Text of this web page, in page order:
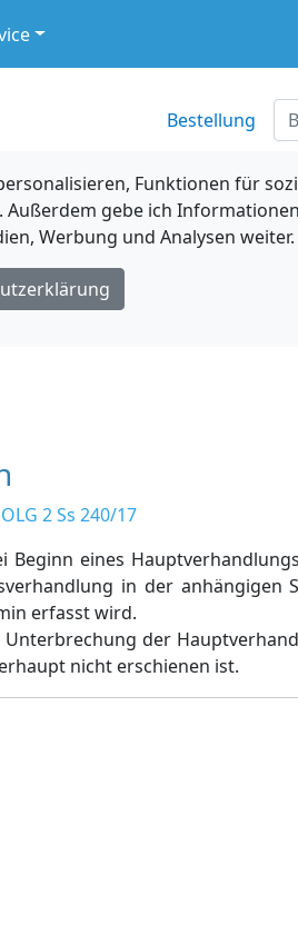
Bestellung
Funktionen für
Außerdem gebe ich
Werbung und Analysen weiter.
2 Ss 240/17
Beginn eines
in der anhängigen
erfasst wird.
der
nicht erschienen ist.